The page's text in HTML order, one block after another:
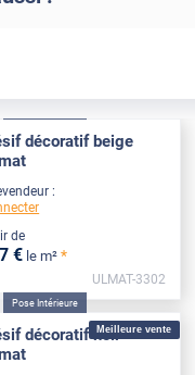
décoratif beige
:
de
€ le m² *
ULMAT-3302
Meilleure vente
Pose Intérieure
décoratif noir